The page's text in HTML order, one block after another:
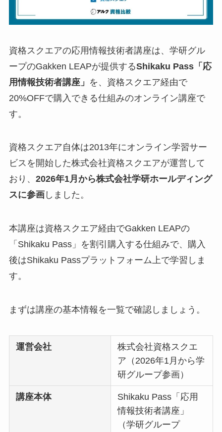
資格スクエアの応用情報技術者講座は、学研グル
ープのGakken LEAPが提供するShikaku Pass「応
用情報技術者講座」 を、資格スクエア経由で
20%OFFで購入できる仕組みのオンライン講座で
す。
資格スクエア自体は2013年にオンライン学習サー
ビスを開始した株式会社資格スクエアが運営して
おり、 2026年1月から株式会社学研ホールディング
スに参画しました。
本講座は資格スクエア経由でGakken LEAPの
「Shikaku Pass」を割引購入する仕組みで、購入
後はShikaku Passプラットフォーム上で学習しま
す。
まずは講座の基本情報を一覧で確認しましょう。
運営会社
株式会社資格スクエ
ア（2026年1月から学
研グループ参画）
講座本体
Shikaku Pass「応用
情報技術者講座」
（学研グループ